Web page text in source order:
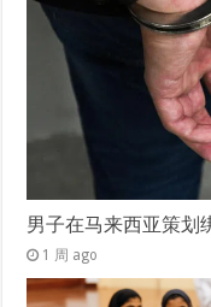
男子在马来西亚策划
1 周 ago